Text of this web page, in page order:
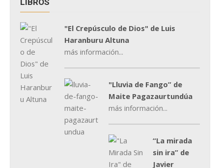
"El Crepúsculo de Dios" de Luis
Haranburu Altuna
más información...
"Lluvia de Fango” de
Maite Pagazaurtundúa
más información...
“La mirada
sin ira” de
Javier